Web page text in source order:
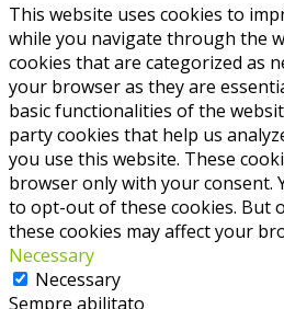
This website uses cookies to
while you navigate through the
cookies that are categorized as
your browser as they are
basic functionalities of the
party cookies that help us
you use this website. These
browser only with your consent.
to opt-out of these cookies. But
these cookies may affect your
Necessary
Necessary
Sempre abilitato